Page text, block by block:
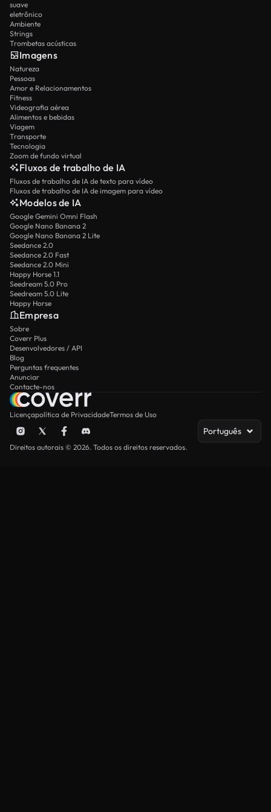
suave
eletrônico
Ambiente
Strings
Trombetas acústicas
Imagens
Natureza
Pessoas
Amor e Relacionamentos
Fitness
Videografia aérea
Alimentos e bebidas
Viagem
Transporte
Tecnologia
Zoom de fundo virtual
Fluxos de trabalho de IA
Fluxos de trabalho de IA de texto para vídeo
Fluxos de trabalho de IA de imagem para vídeo
Modelos de IA
Google Gemini Omni Flash
Google Nano Banana 2
Google Nano Banana 2 Lite
Seedance 2.0
Seedance 2.0 Fast
Seedance 2.0 Mini
Happy Horse 1.1
Seedream 5.0 Pro
Seedream 5.0 Lite
Happy Horse
Empresa
Sobre
Coverr Plus
Desenvolvedores / API
Blog
Perguntas frequentes
Anunciar
Contacte-nos
Licençapolítica de PrivacidadeTermos de Uso
Português
Direitos autorais © 2026. Todos os direitos reservados.